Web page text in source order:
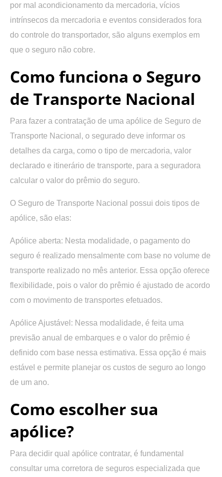
por mal acondicionamento da mercadoria, vícios
intrínsecos da mercadoria e eventos considerados fora
do controle do transportador, são alguns exemplos em
que o seguro não cobre.
Como funciona o Seguro
de Transporte Nacional
Para fazer a contratação de uma apólice de Seguro de
Transporte Nacional, o segurado deve informar os
detalhes da carga, como o tipo de mercadoria, valor
declarado e itinerário de transporte, para a seguradora
calcular o valor do prêmio do seguro.
O Seguro de Transporte Nacional possui dois tipos de
apólice, são elas:
Apólice aberta: Nesta modalidade, o pagamento do
seguro é realizado mensalmente com base no volume de
transporte realizado no mês anterior. Essa opção oferece
flexibilidade, pois o valor do prêmio é ajustado de acordo
com o movimento de transportes efetuados.
Apólice Ajustável: Nessa modalidade, é feita uma
previsão anual de embarques e o valor do prêmio é
definido com base nessa estimativa. Essa opção é mais
estável e permite planejar os custos de seguro ao longo
de um ano.
Como escolher sua
apólice?
Para decidir qual apólice contratar, é fundamental
consultar uma corretora de seguros especializada que